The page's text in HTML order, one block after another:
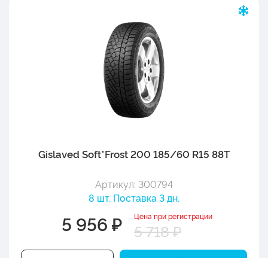
Gislaved Soft*Frost 200 185/60 R15 88T
Артикул: 300794
8 шт. Поставка 3 дн.
5 956 ₽ Цена при регистрации
5 718 ₽